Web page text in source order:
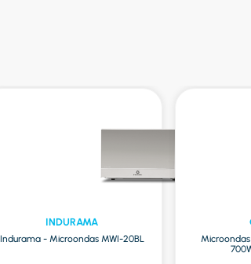
INDURAMA
Indurama - Microondas MWI-20BL